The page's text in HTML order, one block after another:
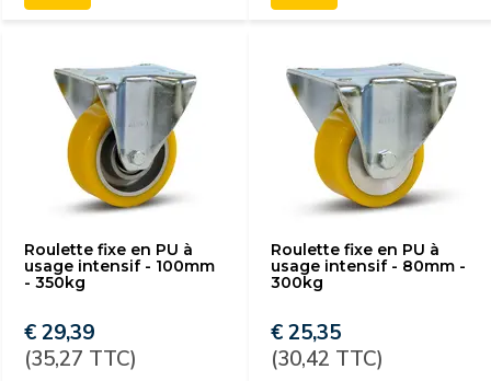
Roulette fixe en PU à
usage intensif - 100mm
- 350kg
€ 29,39
(35,27 TTC)
Roulette fixe en PU à
usage intensif - 80mm -
300kg
€ 25,35
(30,42 TTC)